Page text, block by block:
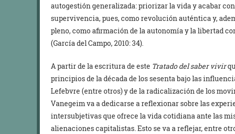
autogestión generalizada: priorizar la vida y acabar
supervivencia, pues, como revolución auténtica y,
pleno, como afirmación de la autonomía y la libertad
(García del Campo, 2010: 34).
A partir de la escritura de este Tratado del saber vivir
principios de la década de los sesenta bajo las
Lefebvre (entre otros) y de la radicalización de los
Vanegeim va a dedicarse a reflexionar sobre las
intersubjetivas que ofrece la vida cotidiana ante las
alienaciones capitalistas. Esto se va a reflejar, entre